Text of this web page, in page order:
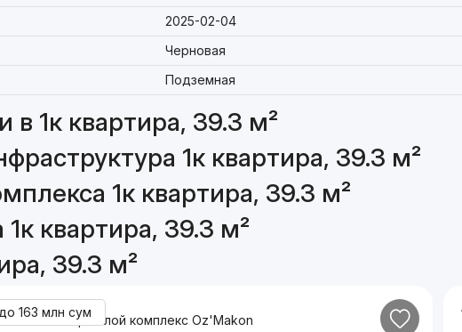
2025-02-04
Черновая
Подземная
1к квартира, 39.3 м²
1к квартира, 39.3 м²
1к квартира, 39.3 м²
квартира, 39.3 м²
39.3 м²
до163 млн сум